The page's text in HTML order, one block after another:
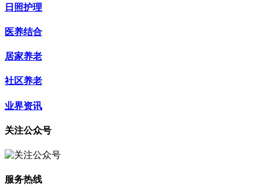
日照护理
医养结合
居家养老
社区养老
业界资讯
关注公众号
服务热线